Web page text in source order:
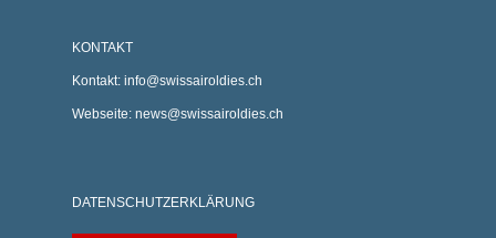
KONTAKT
Kontakt: info@swissairoldies.ch
Webseite: news@swissairoldies.ch
DATENSCHUTZERKLÄRUNG